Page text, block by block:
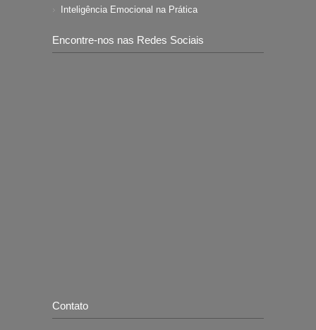
Inteligência Emocional na Prática
Encontre-nos nas Redes Sociais
Contato